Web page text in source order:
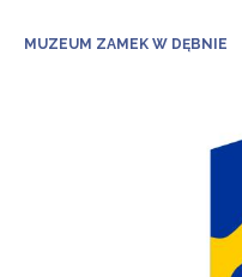
MUZEUM ZAMEK W DĘBNIE